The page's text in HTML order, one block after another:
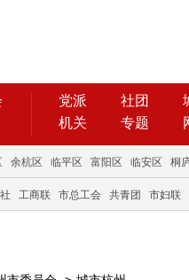
党派 社团
机关
专题
余杭区 临平区 富阳区 临安区 桐
工商联 市总工会 共青团 市妇联